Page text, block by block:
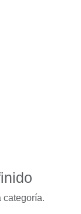
categoría.